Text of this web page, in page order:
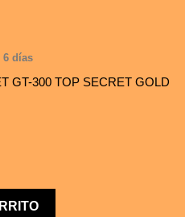
6 días
GT-300 TOP SECRET GOLD